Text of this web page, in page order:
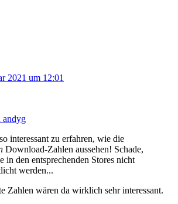
2021 um 12:01
andyg
interessant zu erfahren, wie die
Download-Zahlen aussehen! Schade,
in den entsprechenden Stores nicht
werden...
Zahlen wären da wirklich sehr interessant.